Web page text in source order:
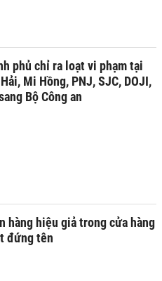
phủ chỉ ra loạt vi phạm tại
Mi Hồng, PNJ, SJC, DOJI,
Bộ Công an
hàng hiệu giả trong cửa hàng
đứng tên